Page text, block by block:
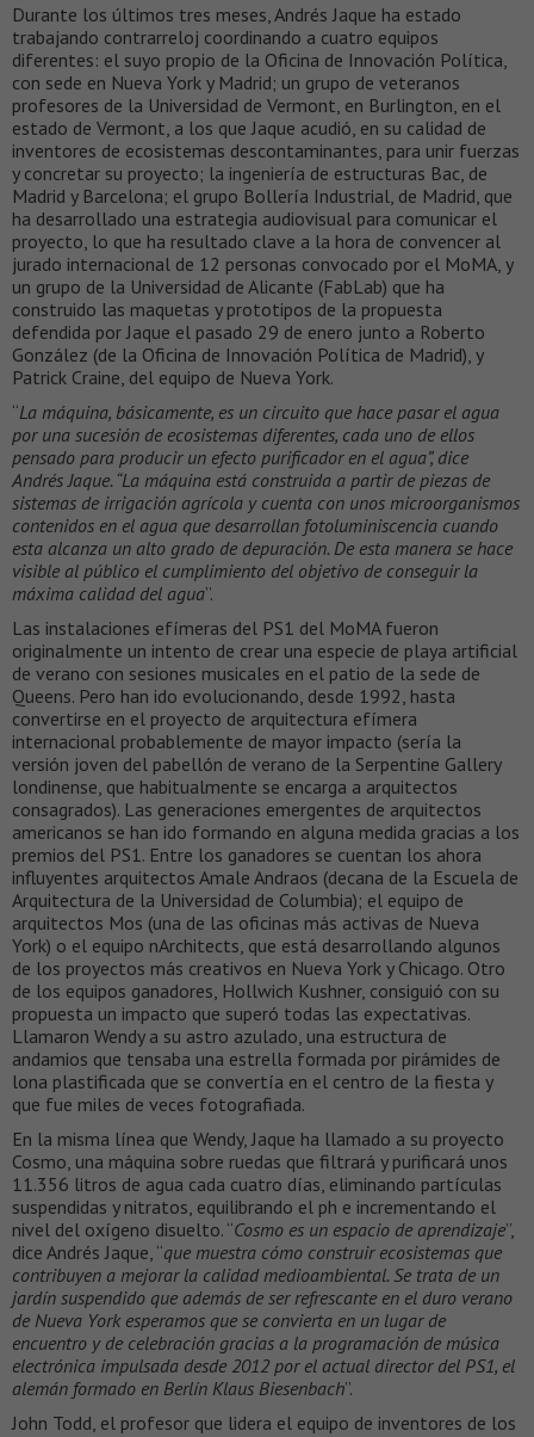
Durante los últimos tres meses, Andrés Jaque ha estado
trabajando contrarreloj coordinando a cuatro equipos
diferentes: el suyo propio de la Oficina de Innovación Política,
con sede en Nueva York y Madrid; un grupo de veteranos
profesores de la Universidad de Vermont, en Burlington, en el
estado de Vermont, a los que Jaque acudió, en su calidad de
inventores de ecosistemas descontaminantes, para unir fuerzas
y concretar su proyecto; la ingeniería de estructuras Bac, de
Madrid y Barcelona; el grupo Bollería Industrial, de Madrid, que
ha desarrollado una estrategia audiovisual para comunicar el
proyecto, lo que ha resultado clave a la hora de convencer al
jurado internacional de 12 personas convocado por el MoMA, y
un grupo de la Universidad de Alicante (FabLab) que ha
construido las maquetas y prototipos de la propuesta
defendida por Jaque el pasado 29 de enero junto a Roberto
González (de la Oficina de Innovación Política de Madrid), y
Patrick Craine, del equipo de Nueva York.
“La máquina, básicamente, es un circuito que hace pasar el agua
por una sucesión de ecosistemas diferentes, cada uno de ellos
pensado para producir un efecto purificador en el agua”, dice
Andrés Jaque. “La máquina está construida a partir de piezas de
sistemas de irrigación agrícola y cuenta con unos microorganismos
contenidos en el agua que desarrollan fotoluminiscencia cuando
esta alcanza un alto grado de depuración. De esta manera se hace
visible al público el cumplimiento del objetivo de conseguir la
máxima calidad del agua”.
Las instalaciones efímeras del PS1 del MoMA fueron
originalmente un intento de crear una especie de playa artificial
de verano con sesiones musicales en el patio de la sede de
Queens. Pero han ido evolucionando, desde 1992, hasta
convertirse en el proyecto de arquitectura efímera
internacional probablemente de mayor impacto (sería la
versión joven del pabellón de verano de la Serpentine Gallery
londinense, que habitualmente se encarga a arquitectos
consagrados). Las generaciones emergentes de arquitectos
americanos se han ido formando en alguna medida gracias a los
premios del PS1. Entre los ganadores se cuentan los ahora
influyentes arquitectos Amale Andraos (decana de la Escuela de
Arquitectura de la Universidad de Columbia); el equipo de
arquitectos Mos (una de las oficinas más activas de Nueva
York) o el equipo nArchitects, que está desarrollando algunos
de los proyectos más creativos en Nueva York y Chicago. Otro
de los equipos ganadores, Hollwich Kushner, consiguió con su
propuesta un impacto que superó todas las expectativas.
Llamaron Wendy a su astro azulado, una estructura de
andamios que tensaba una estrella formada por pirámides de
lona plastificada que se convertía en el centro de la fiesta y
que fue miles de veces fotografiada.
En la misma línea que Wendy, Jaque ha llamado a su proyecto
Cosmo, una máquina sobre ruedas que filtrará y purificará unos
11.356 litros de agua cada cuatro días, eliminando partículas
suspendidas y nitratos, equilibrando el ph e incrementando el
nivel del oxígeno disuelto. “Cosmo es un espacio de aprendizaje”,
dice Andrés Jaque, “que muestra cómo construir ecosistemas que
contribuyen a mejorar la calidad medioambiental. Se trata de un
jardín suspendido que además de ser refrescante en el duro verano
de Nueva York esperamos que se convierta en un lugar de
encuentro y de celebración gracias a la programación de música
electrónica impulsada desde 2012 por el actual director del PS1, el
alemán formado en Berlín Klaus Biesenbach”.
John Todd, el profesor que lidera el equipo de inventores de los